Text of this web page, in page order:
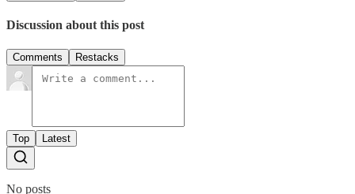
Discussion about this post
Comments Restacks
Top Latest
No posts